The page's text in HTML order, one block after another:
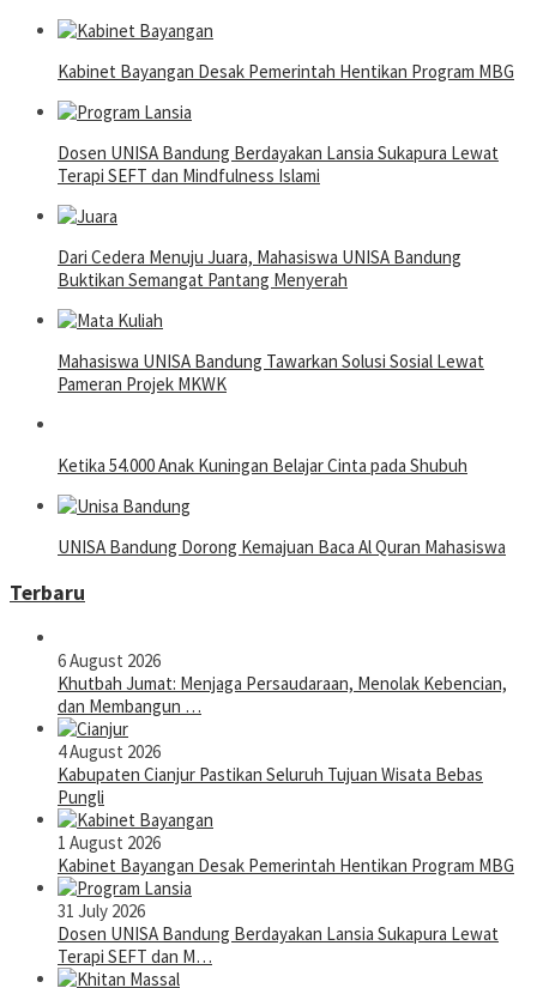
Kabinet Bayangan Desak Pemerintah Hentikan Program MBG
Dosen UNISA Bandung Berdayakan Lansia Sukapura Lewat
Terapi SEFT dan Mindfulness Islami
Dari Cedera Menuju Juara, Mahasiswa UNISA Bandung
Buktikan Semangat Pantang Menyerah
Mahasiswa UNISA Bandung Tawarkan Solusi Sosial Lewat
Pameran Projek MKWK
Ketika 54.000 Anak Kuningan Belajar Cinta pada Shubuh
UNISA Bandung Dorong Kemajuan Baca Al Quran Mahasiswa
Terbaru
6 August 2026
Khutbah Jumat: Menjaga Persaudaraan, Menolak Kebencian,
dan Membangun …
4 August 2026
Kabupaten Cianjur Pastikan Seluruh Tujuan Wisata Bebas
Pungli
1 August 2026
Kabinet Bayangan Desak Pemerintah Hentikan Program MBG
31 July 2026
Dosen UNISA Bandung Berdayakan Lansia Sukapura Lewat
Terapi SEFT dan M…